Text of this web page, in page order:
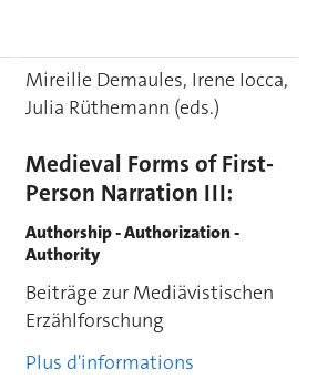
Mireille Demaules, Irene Iocca,
Julia Rüthemann (eds.)
Medieval Forms of First-
Person Narration III:
Authorship - Authorization -
Authority
Beiträge zur Mediävistischen
Erzählforschung
Plus d'informations